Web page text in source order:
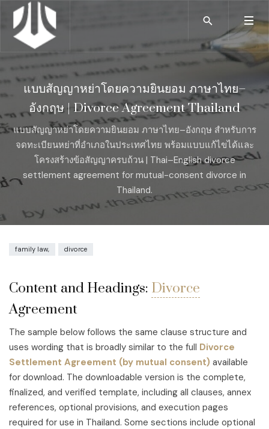
แบบสัญญาหย่าโดยความยินยอม ภาษาไทย–
อังกฤษ | Divorce Agreement Thailand
แบบสัญญาหย่าโดยความยินยอม ภาษาไทย–อังกฤษ สำหรับการ
จดทะเบียนหย่าที่อำเภอในประเทศไทย พร้อมแบบแก้ไขได้และ
โครงสร้างข้อสัญญาครบถ้วน | Thai–English divorce
settlement agreement for mutual-consent divorce in
Thailand.
family law, divorce
Content and Headings: Divorce
Agreement
The sample below follows the same clause structure and
uses wording that is broadly similar to the full Divorce
Settlement Agreement (by mutual consent) available
for download. The downloadable version is the complete,
finalized, and verified template, including all clauses, annex
references, optional provisions, and execution pages
required for use in Thailand. Some sections include optional